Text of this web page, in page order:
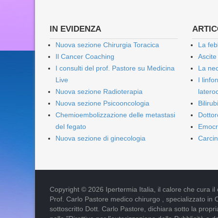
IN EVIDENZA
Nuova sezione Chirurgia Toracica
Il Cancer Coaching
I consulti del prof. Pastore su Medicina
Live
Nuova sezione Radioterapia
Nuova sezione Psicooncologia
Chemioembolizzazione delle metastasi
del fegato
Nuova sezione di ginecologia
La
La
I
Copyright © 2026 Ipertermia Italia, il calore che cura il
Prof. Carlo Pastore medico chirurgo , specializzato in
sottoscritto Dott. Carlo Pastore, dichiara sotto la